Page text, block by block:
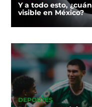
Y a todo esto,
visible en México?
DEPORTES